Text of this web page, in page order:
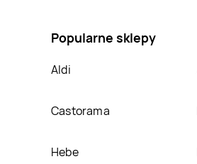
Popularne sklepy
Aldi
Castorama
Hebe